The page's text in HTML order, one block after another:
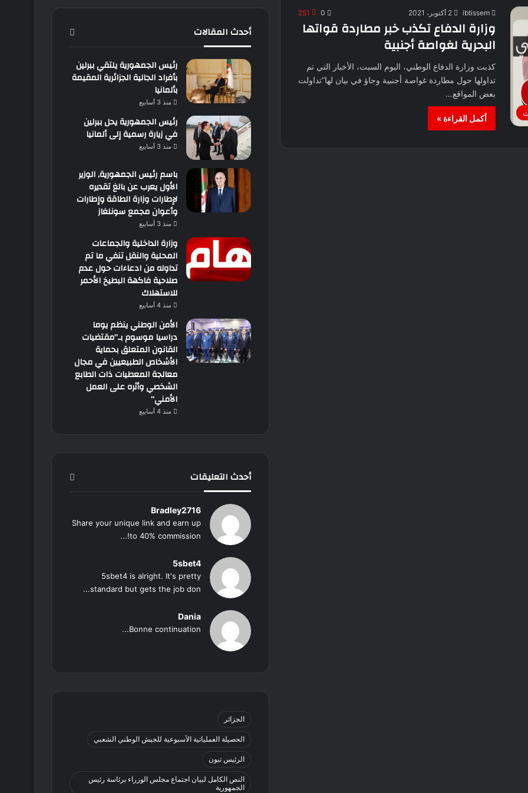
ibtissem 2 أكتوبر، 2021 0
251
وزارة الدفاع تكذب خبر مطاردة قواتها
البحرية لغواصة أجنبية
كذبت وزارة الدفاع الوطني، اليوم السبت، الأخبار التي تم
تداولها حول مطاردة غواصة أجنبية وجاؤ في بيان لها”تداولت
بعض المواقع…
أكمل القراءة »
أحدث المقالات
رئيس الجمهورية يلتقي ببرلين
بأفراد الجالية الجزائرية المقيمة
بألمانيا
منذ 3 أسابيع
رئيس الجمهورية يحل ببرلين
في زيارة رسمية إلى ألمانيا
منذ 3 أسابيع
باسم رئيس الجمهورية, الوزير
الأول يعرب عن بالغ تقديره
لإطارات وزارة الطاقة وإطارات
وأعوان مجمع سونلغاز
منذ 3 أسابيع
وزارة الداخلية والجماعات
المحلية والنقل تنفي ما تم
تداوله من ادعاءات حول عدم
صلاحية فاكهة البطيخ الأحمر
للاستهلاك
منذ 4 أسابيع
الأمن الوطني ينظم يوما
دراسيا موسوم بـ”مقتضيات
القانون المتعلق بحماية
الأشخاص الطبيعيين في مجال
معالجة المعطيات ذات الطابع
الشخصي وأثره على العمل
الأمني”
منذ 4 أسابيع
أحدث التعليقات
Bradley2716
Share your unique link and earn up
to 40% commission!...
5sbet4
5sbet4 is alright. It's pretty
standard but gets the job don...
Dania
Bonne continuation...
الجزائر
الحصيلة العملياتية الأسبوعية للجيش الوطني الشعبي
الرئيس تبون
النص الكامل لبيان اجتماع مجلس الوزراء برئاسة رئيس
الجمهورية